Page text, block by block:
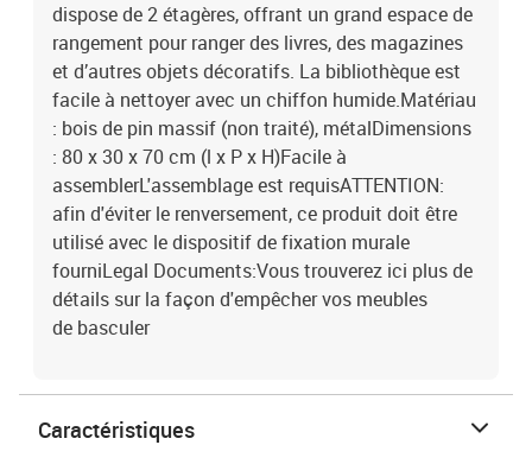
dispose de 2 étagères, offrant un grand espace de
rangement pour ranger des livres, des magazines
et d’autres objets décoratifs. La bibliothèque est
facile à nettoyer avec un chiffon humide.Matériau
: bois de pin massif (non traité), métalDimensions
: 80 x 30 x 70 cm (l x P x H)Facile à
assemblerL'assemblage est requisATTENTION:
afin d'éviter le renversement, ce produit doit être
utilisé avec le dispositif de fixation murale
fourniLegal Documents:Vous trouverez ici plus de
détails sur la façon d'empêcher vos meubles
de basculer
Caractéristiques